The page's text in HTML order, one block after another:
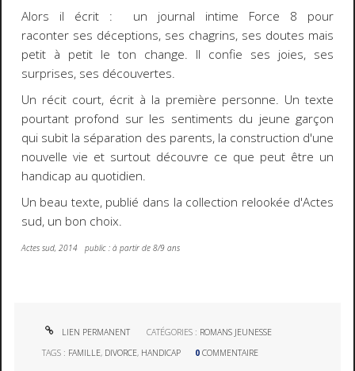
Alors il écrit : un journal intime Force 8 pour
raconter ses déceptions, ses chagrins, ses doutes mais
petit à petit le ton change. Il confie ses joies, ses
surprises, ses découvertes.
Un récit court, écrit à la première personne. Un texte
pourtant profond sur les sentiments du jeune garçon
qui subit la séparation des parents, la construction d'une
nouvelle vie et surtout découvre ce que peut être un
handicap au quotidien.
Un beau texte, publié dans la collection relookée d'Actes
sud, un bon choix.
Actes sud, 2014 public : à partir de 8/9 ans
LIEN PERMANENT CATÉGORIES : ROMANS JEUNESSE
TAGS : FAMILLE, DIVORCE, HANDICAP 0 COMMENTAIRE